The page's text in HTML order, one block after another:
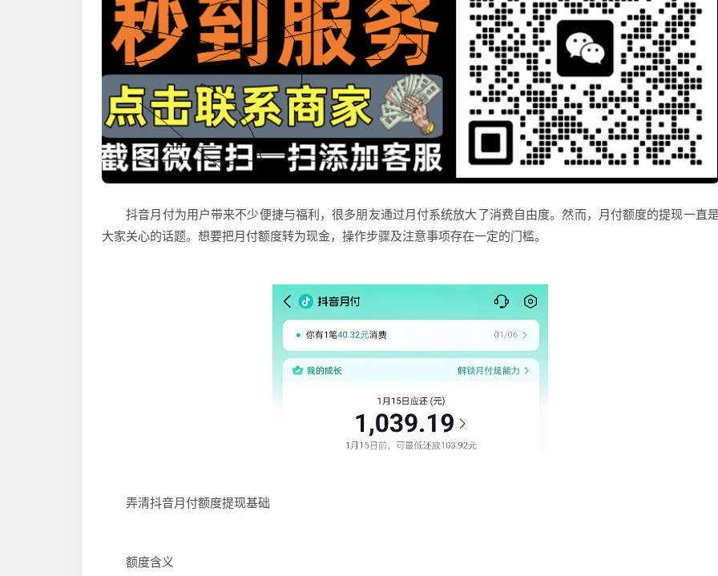
抖音月付为用户带来不少便捷与福利，很多朋友通过月付系统放大了消费自由度。然而，月付额度的提现一直
大家关心的话题。想要把月付额度转为现金，操作步骤及注意事项存在一定的门槛。
弄清抖音月付额度提现基础
额度含义